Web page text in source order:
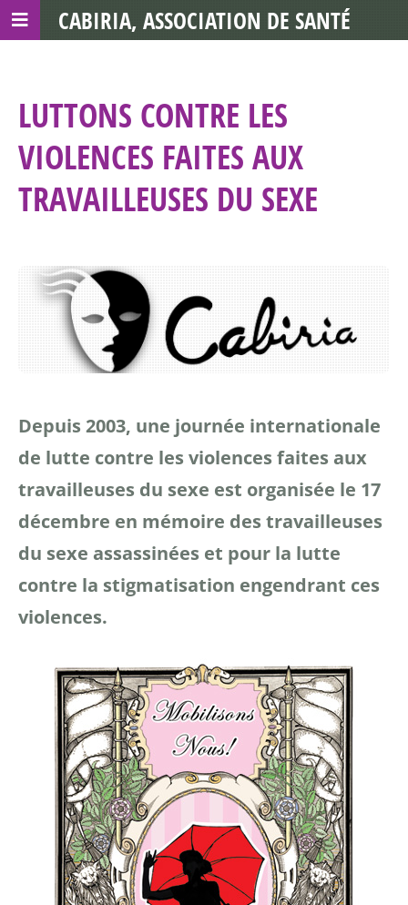
LUTTONS CONTRE LES
VIOLENCES FAITES AUX
TRAVAILLEUSES DU SEXE
Depuis 2003, une journée internationale
de lutte contre les violences faites aux
travailleuses du sexe est organisée le 17
décembre en mémoire des travailleuses
du sexe assassinées et pour la lutte
contre la stigmatisation engendrant ces
violences.
CABIRIA, ASSOCIATION DE SANTÉ